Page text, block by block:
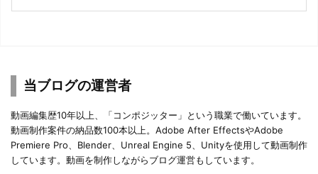
当ブログの運営者
動画編集歴10年以上、「コンポジッター」という職業で働いています。
動画制作案件の納品数100本以上。Adobe After EffectsやAdobe
Premiere Pro、Blender、Unreal Engine 5、Unityを使用して動画制作
しています。動画を制作しながらブログ運営もしています。